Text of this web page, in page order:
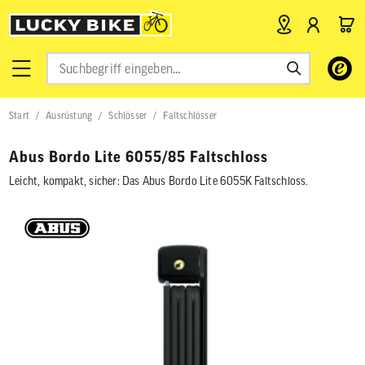
Verwende
Pfeile
nach
Start Ausrüstung Schlösser Faltschlösser
Abus Bordo Lite 6055/85 Faltschloss
Leicht, kompakt, sicher: Das Abus Bordo Lite 6055K Faltschloss.